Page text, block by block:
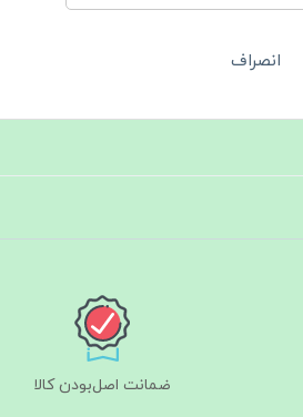
انصراف
ضمانت اصل‌بودن کالا